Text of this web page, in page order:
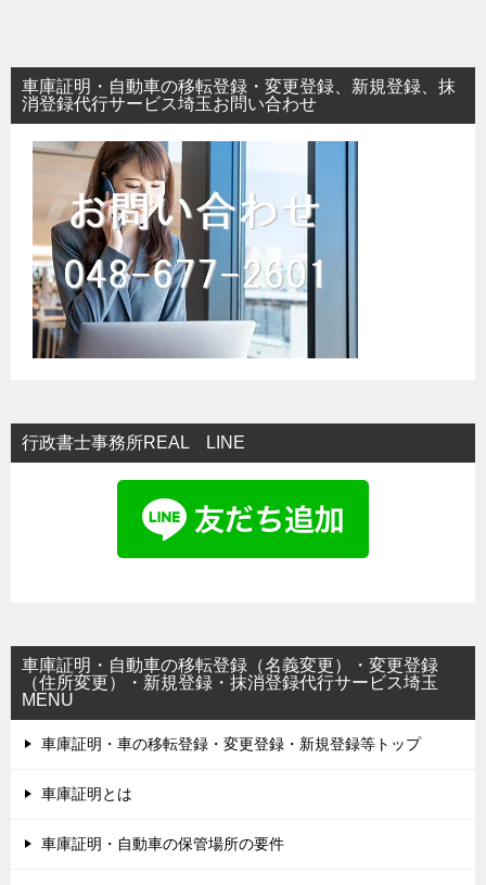
ビ
ゲ
車庫証明・自動車の移転登録・変更登録、新規登録、抹
消登録代行サービス埼玉お問い合わせ
行政書士事務所REAL LINE
車庫証明・自動車の移転登録（名義変更）・変更登録
（住所変更）・新規登録・抹消登録代行サービス埼玉
MENU
車庫証明・車の移転登録・変更登録・新規登録等トップ
車庫証明とは
車庫証明・自動車の保管場所の要件